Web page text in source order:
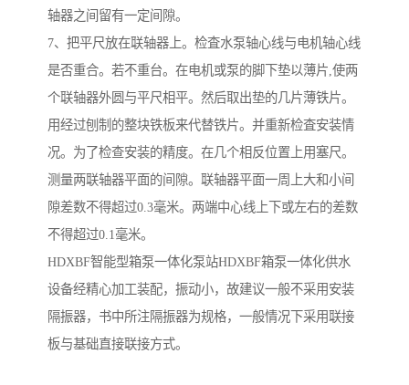
轴器之间留有一定间隙。
7、把平尺放在联轴器上。检査水泵轴心线与电机轴心线
是否重合。若不重台。在电机或泵的脚下垫以薄片,使两
个联轴器外圆与平尺相平。然后取出垫的几片薄铁片。
用经过刨制的整块铁板来代替铁片。并重新检査安装情
况。为了检查安装的精度。在几个相反位置上用塞尺。
测量两联轴器平面的间隙。联轴器平面一周上大和小间
隙差数不得超过0.3毫米。两端中心线上下或左右的差数
不得超过0.1毫米。
HDXBF智能型箱泵一体化泵站HDXBF箱泵一体化供水
设备经精心加工装配，振动小，故建议一般不采用安装
隔振器，书中所注隔振器为规格，一般情况下采用联接
板与基础直接联接方式。